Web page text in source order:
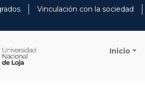
Vinculación con la sociedad
Inicio